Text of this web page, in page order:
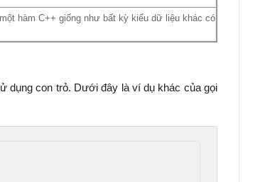
hàm C++ giống như bất kỳ kiểu dữ liệu khác có
dụng con trỏ. Dưới đây là ví dụ khác của gọi